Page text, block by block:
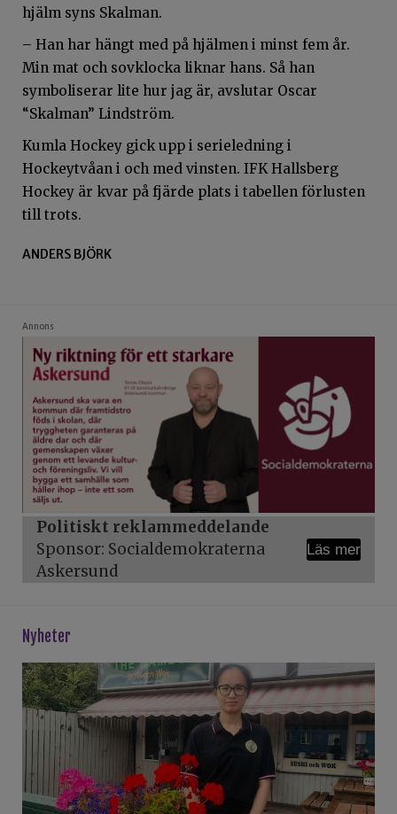
hjälm syns Skalman.
– Han har hängt med på hjälmen i minst fem år.
Min mat och sovklocka liknar hans. Så han
symboliserar lite hur jag är, avslutar Oscar
“Skalman” Lindström.
Kumla Hockey gick upp i serieledning i
Hockeytvåan i och med vinsten. IFK Hallsberg
Hockey är kvar på fjärde plats i tabellen förlusten
till trots.
ANDERS BJÖRK
Annons
Politiskt reklammeddelande
Sponsor: Socialdemokraterna
Askersund
Läs mer
Nyheter